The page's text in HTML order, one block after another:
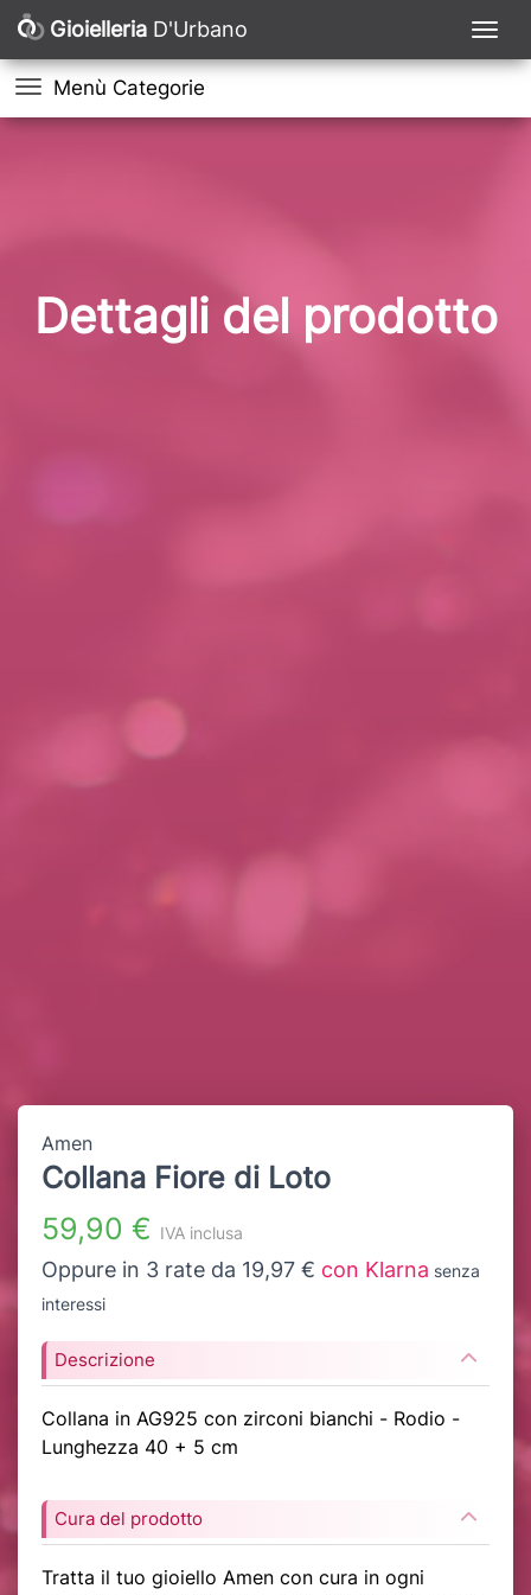
Gioielleria D'Urbano
Menù Categorie
Dettagli del prodotto
Amen
Collana Fiore di Loto
59,90 € IVA inclusa
Oppure in 3 rate da 19,97 € con Klarna senza
interessi
Descrizione
Collana in AG925 con zirconi bianchi - Rodio -
Lunghezza 40 + 5 cm
Cura del prodotto
Tratta il tuo gioiello Amen con cura in ogni